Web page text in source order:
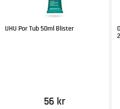
UHU Por Tub 50ml Blister
56 kr